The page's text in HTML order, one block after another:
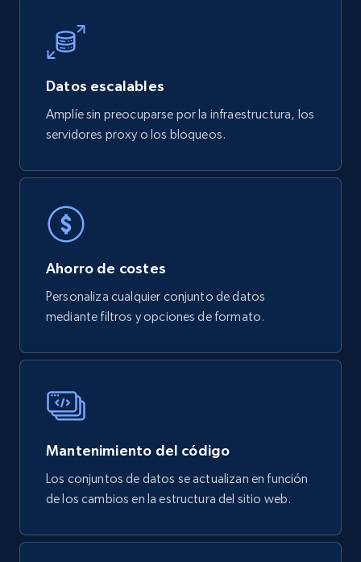
Datos escalables
Amplíe sin preocuparse por la infraestructura, los
servidores proxy o los bloqueos.
Ahorro de costes
Personaliza cualquier conjunto de datos
mediante filtros y opciones de formato.
Mantenimiento del código
Los conjuntos de datos se actualizan en función
de los cambios en la estructura del sitio web.